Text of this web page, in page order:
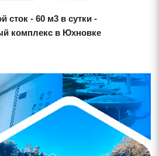
сток - 60 м3 в сутки -
комплекс в Юхновке